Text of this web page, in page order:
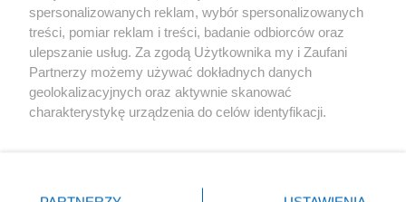
X Facebook Instagram Youtube
spersonalizowanych reklam, wybór spersonalizowanych
treści, pomiar reklam i treści, badanie odbiorców oraz
ulepszanie usług. Za zgodą Użytkownika my i Zaufani
Partnerzy możemy używać dokładnych danych
geolokalizacyjnych oraz aktywnie skanować
charakterystykę urządzenia do celów identyfikacji.
zmienić/wycofać klikając przycisk ustawień prywatności